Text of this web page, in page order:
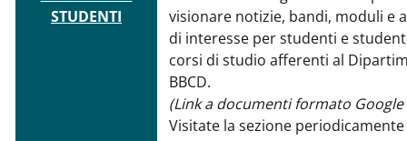
STUDENTI
visionare notizie, bandi, moduli e
di interesse per studenti e
corsi di studio afferenti al
BBCD.
(Link a documenti formato Google
Visitate la sezione